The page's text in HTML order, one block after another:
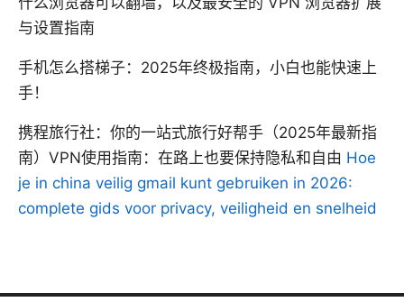
与设置指南
手机怎么搭梯子：2025年终极指南，小白也能快速上
手！
携程旅行社：你的一站式旅行好帮手（2025年最新指
南）VPN使用指南：在路上也要保持隐私和自由 Hoe
je in china veilig gmail kunt gebruiken in 2026:
complete gids voor privacy, veiligheid en snelheid